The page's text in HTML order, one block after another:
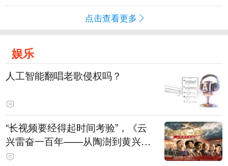
点击查看更多
娱乐
人工智能翻唱老歌侵权吗？
“长视频要经得起时间考验”，《云
兴雷奋一百年——从陶澍到黄兴》
主创揭秘幕后